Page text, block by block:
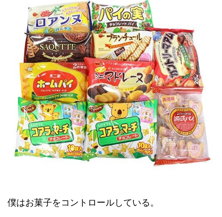
僕はお菓子をコントロールしている。